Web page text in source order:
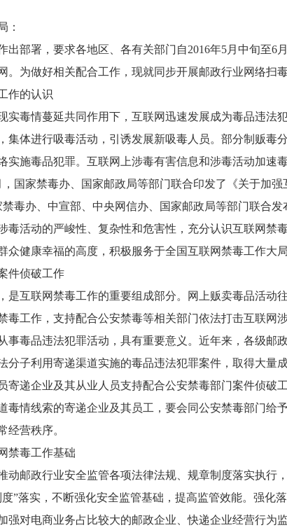
：
出部署，要求各地区、各有关部门自2016年5月中旬至6
。为做好相关配合工作，现就同步开展邮政行业网络扫
作的认识
实毒情蔓延共同作用下，互联网迅速发展成为毒品违法
集体进行吸毒活动，引诱发展新吸毒人员。部分制贩毒
实施毒品犯罪。互联网上涉毒有害信息和涉毒活动加速
国家禁毒办、国家邮政局等部门联合印发了《关于加
禁毒办、中宣部、中央网信办、国家邮政局等部门联合
毒活动的严峻性、复杂性和危害性，充分认识互联网禁
众健康幸福的高度，积极服务于全国互联网禁毒工作大局
件侦破工作
是互联网禁毒工作的重要组成部分。网上贩卖毒品活动
毒工作，支持配合公安禁毒等相关部门依法打击互联网
事毒品违法犯罪活动，具有重要意义。近年来，各级邮
分子利用寄递渠道实施的毒品违法犯罪案件，取得大量
寄递企业及其从业人员支持配合公安禁毒部门案件侦破
毒情线索的寄递企业及其员工，要会同公安禁毒部门给
经营秩序。
禁毒工作基础
动邮政行业安全监管各项法律法规、规章制度落实执行
”落实，不断强化安全监管基础，提高监管效能。强化
强对电商业务占比较大的邮政企业、快递企业经营行为